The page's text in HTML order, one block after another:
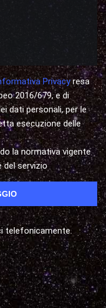
Privacyresa
2016/679, e di
dati personali, per le
esecuzione delle
la normativa vigente
del servizio
telefonicamente.